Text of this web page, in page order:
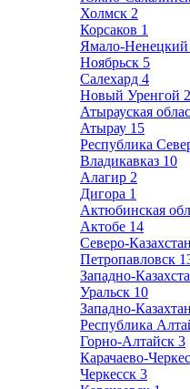
Холмск 2
Корсаков 1
Ямало-
Ноябрьск 5
Салехард 4
Новый Уренгой 2
Атырауская
Атырау 15
Республика
Владикавказ 10
Алагир 2
Дигора 1
Актюбинская
Актобе 14
Северо-
Петропавловск
Западно-
Уральск 10
Западно-
Республика
Горно-Алтайск 3
Карачаево-
Черкесск 3